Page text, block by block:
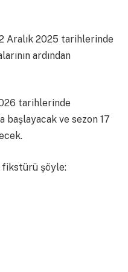
Aralık 2025 tarihlerinde
ardından
tarihlerinde
başlayacak ve sezon 17
fikstürü şöyle: